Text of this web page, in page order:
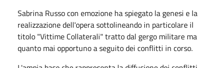
Sabrina Russo con emozione ha spiegato la genesi e la
realizzazione dell'opera sottolineando in particolare il
titolo "Vittime Collaterali" tratto dal gergo militare ma
quanto mai opportuno a seguito dei conflitti in corso.